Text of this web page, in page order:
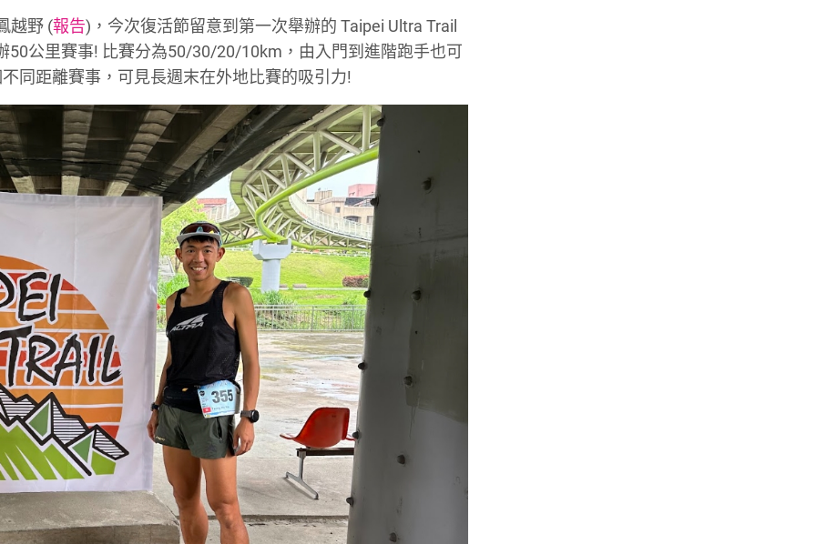
size.size.size.
越野 (報告)，今次復活節留意到第一次舉辦的 Taipei Ultra Trail
50公里賽事! 比賽分為50/30/20/10km，由入門到進階跑手也可
同距離賽事，可見長週末在外地比賽的吸引力!